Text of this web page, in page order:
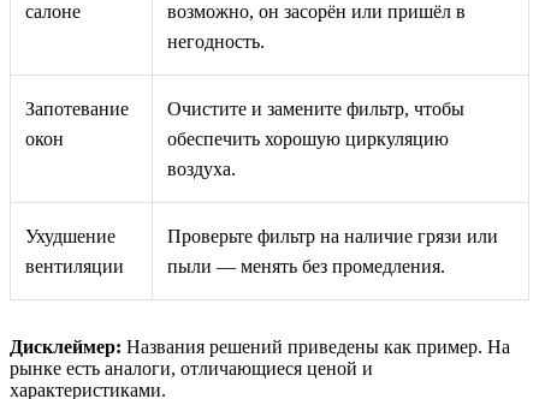
салоне
возможно, он засорён или пришёл в
негодность.
Запотевание
окон
Очистите и замените фильтр, чтобы
обеспечить хорошую циркуляцию
воздуха.
Ухудшение
вентиляции
Проверьте фильтр на наличие грязи или
пыли — менять без промедления.
Дисклеймер: Названия решений приведены как пример. На
рынке есть аналоги, отличающиеся ценой и
характеристиками.